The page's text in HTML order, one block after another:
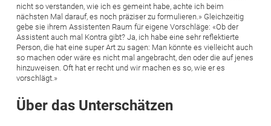
nicht so verstanden, wie ich es gemeint habe, achte ich beim
nächsten Mal darauf, es noch präziser zu formulieren.» Gleichzeitig
gebe sie ihrem Assistenten Raum für eigene Vorschläge: «Ob der
Assistent auch mal Kontra gibt? Ja, ich habe eine sehr reflektierte
Person, die hat eine super Art zu sagen: Man könnte es vielleicht auch
so machen oder wäre es nicht mal angebracht, den oder die auf jenes
hinzuweisen. Oft hat er recht und wir machen es so, wie er es
vorschlägt.»
Über das Unterschätzen